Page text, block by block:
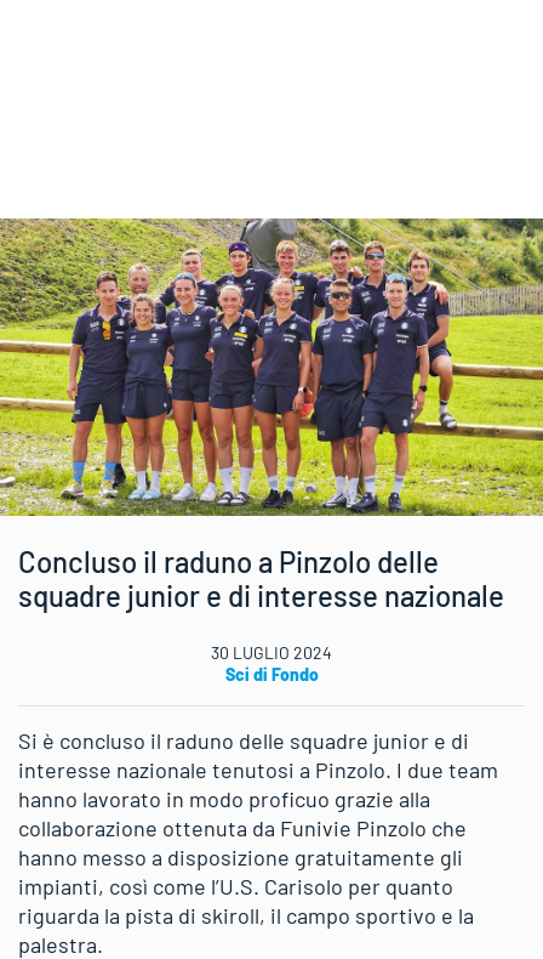
Concluso il raduno a Pinzolo delle
squadre junior e di interesse nazionale
30 LUGLIO 2024
Sci di Fondo
Si è concluso il raduno delle squadre junior e di
interesse nazionale tenutosi a Pinzolo. I due team
hanno lavorato in modo proficuo grazie alla
collaborazione ottenuta da Funivie Pinzolo che
hanno messo a disposizione gratuitamente gli
impianti, così come l’U.S. Carisolo per quanto
riguarda la pista di skiroll, il campo sportivo e la
palestra.